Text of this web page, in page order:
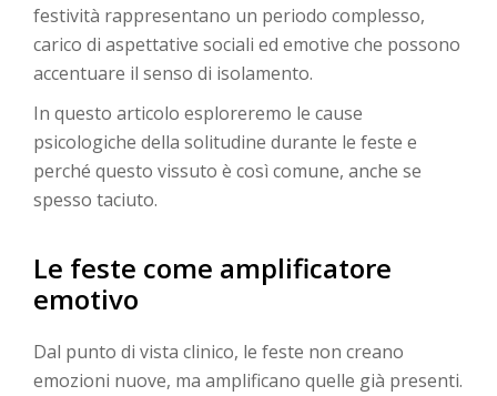
festività rappresentano un periodo complesso,
carico di aspettative sociali ed emotive che possono
accentuare il senso di isolamento.
In questo articolo esploreremo le cause
psicologiche della solitudine durante le feste e
perché questo vissuto è così comune, anche se
spesso taciuto.
Le feste come amplificatore
emotivo
Dal punto di vista clinico, le feste non creano
emozioni nuove, ma amplificano quelle già presenti.